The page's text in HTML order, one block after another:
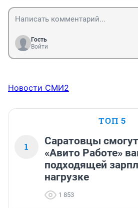
Гость
Войти
Новости СМИ2
ТОП 5
1
Саратовцы
«Авито Работе»
подходящей
нагрузке
1 853